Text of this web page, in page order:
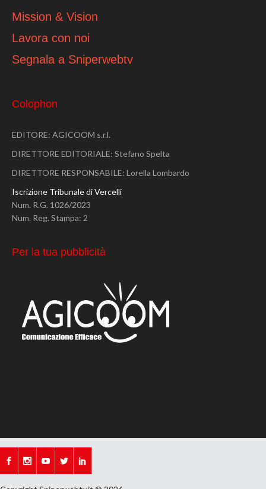
Mission & Vision
Lavora con noi
Segnala a Sniperwebtv
Colophon
EDITORE: AGICOOM s.r.l.
DIRETTORE EDITORIALE: Stefano Spelta
DIRETTORE RESPONSABILE: Lorella Lombardo
Iscrizione Tribunale di Vercelli
Num. R.G. 1026/2023
Num. Reg. Stampa: 2
Per la tua pubblicità